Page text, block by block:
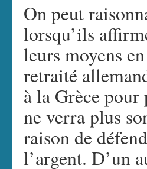
On peut
lorsqu’ils
leurs moyens
retraité
à la Grèce
ne verra plus
raison de
l’argent. D’un